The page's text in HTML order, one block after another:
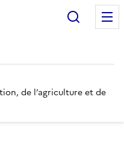
de l’agriculture et de